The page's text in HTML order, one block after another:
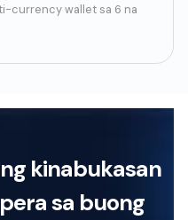
currency wallet sa 6 na
kinabukasan
sa buong